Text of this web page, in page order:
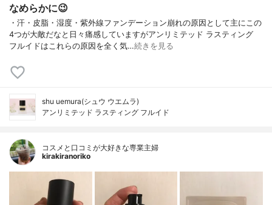
なめらかに😉
・汗・皮脂・湿度・紫外線ファンデーション崩れの原因として主にこの
4つが大敵だなと日々痛感していますがアンリミテッド ラスティング
フルイドはこれらの原因を全く気…続きを見る
shu uemura(シュウ ウエムラ)
アンリミテッド ラスティング フルイド
コスメと口コミが大好きな専業主婦
kirakiranoriko